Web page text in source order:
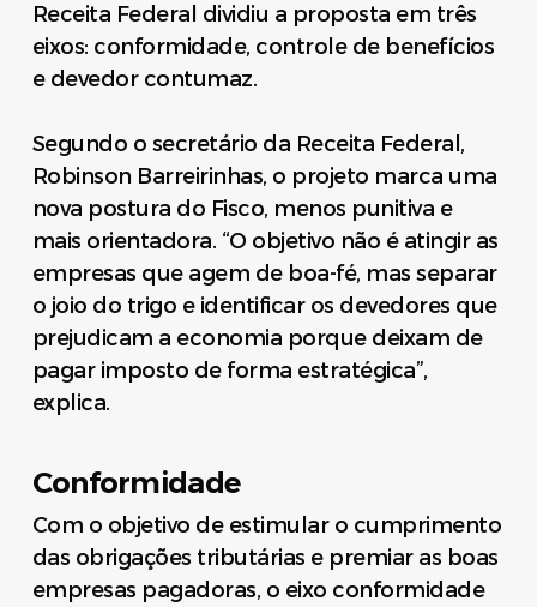
Receita Federal dividiu a proposta em três
eixos: conformidade, controle de benefícios
e devedor contumaz.
Segundo o secretário da Receita Federal,
Robinson Barreirinhas, o projeto marca uma
nova postura do Fisco, menos punitiva e
mais orientadora. “O objetivo não é atingir as
empresas que agem de boa-fé, mas separar
o joio do trigo e identificar os devedores que
prejudicam a economia porque deixam de
pagar imposto de forma estratégica”,
explica.
Conformidade
Com o objetivo de estimular o cumprimento
das obrigações tributárias e premiar as boas
empresas pagadoras, o eixo conformidade